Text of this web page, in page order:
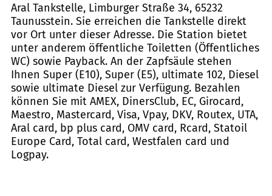
Aral Tankstelle, Limburger Straße 34, 65232
Taunusstein. Sie erreichen die Tankstelle direkt
vor Ort unter dieser Adresse. Die Station bietet
unter anderem öffentliche Toiletten (Öffentliches
WC) sowie Payback. An der Zapfsäule stehen
Ihnen Super (E10), Super (E5), ultimate 102, Diesel
sowie ultimate Diesel zur Verfügung. Bezahlen
können Sie mit AMEX, DinersClub, EC, Girocard,
Maestro, Mastercard, Visa, Vpay, DKV, Routex, UTA,
Aral card, bp plus card, OMV card, Rcard, Statoil
Europe Card, Total card, Westfalen card und
Logpay.